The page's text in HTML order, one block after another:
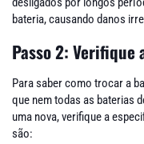
bateria, causando danos
Passo 2: Verifique
Para saber como trocar a
que nem todas as baterias
uma nova, verifique a
são: